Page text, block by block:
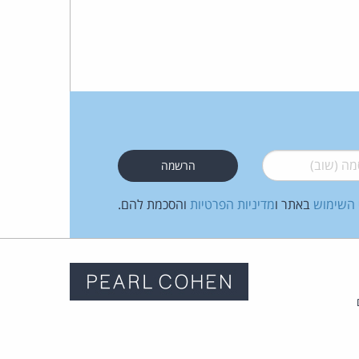
(שוב)*
השימוש באתר ומדיניות הפרטיות והסכמת להם.